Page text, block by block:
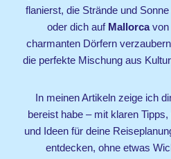
flanierst, die Strände und
oder dich auf Mallorcavon
charmanten Dörfern
die perfekte Mischung aus
In meinen Artikeln zeige ich
bereist habe – mit klaren
und Ideen für deine
entdecken, ohne etwas